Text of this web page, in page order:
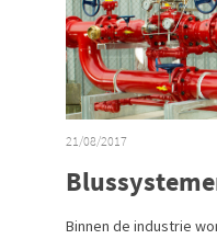
21/08/2017
Binnen de industrie